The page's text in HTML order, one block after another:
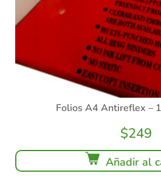
Folios A4 Antireflex –
$249
Añadir al